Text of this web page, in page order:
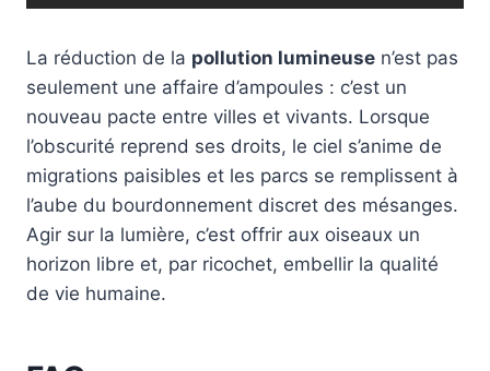
La réduction de la pollution lumineuse n’est pas
seulement une affaire d’ampoules : c’est un
nouveau pacte entre villes et vivants. Lorsque
l’obscurité reprend ses droits, le ciel s’anime de
migrations paisibles et les parcs se remplissent à
l’aube du bourdonnement discret des mésanges.
Agir sur la lumière, c’est offrir aux oiseaux un
horizon libre et, par ricochet, embellir la qualité
de vie humaine.